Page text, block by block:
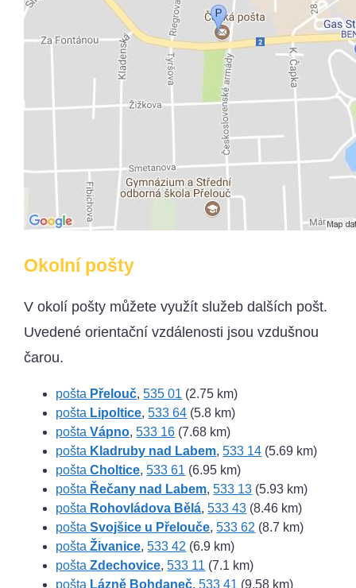
Okolní pošty
V okolí pošty můžete využít služeb dalších pošt.
Uvedené orientační vzdálenosti jsou vzdušnou
čarou.
pošta Přelouč,535 01 (2.75 km)
pošta Lipoltice,533 64 (5.8 km)
poštaVápno,533 16 (7.68 km)
pošta Kladruby nad Labem,533 14 (5.69 km)
poštaCholtice,533 61 (6.95 km)
pošta Řečany nad Labem,533 13 (5.93 km)
pošta Rohovládova Bělá,533 43 (8.46 km)
poštaSvojšice u Přelouče,533 62 (8.7 km)
poštaŽivanice,533 42 (6.9 km)
poštaZdechovice,533 11 (7.1 km)
pošta Lázně Bohdaneč,533 41 (9.58 km)